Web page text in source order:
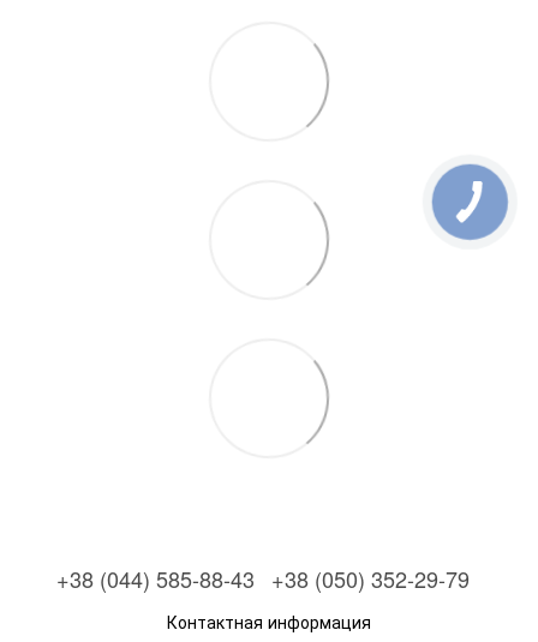
+38 (044) 585-88-43 +38 (050) 352-29-79
Контактная информация